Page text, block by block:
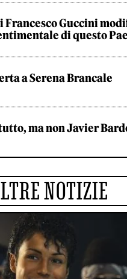
Francesco Guccini
di questo
a Serena Brancale
ma non Javier
NOTIZIE